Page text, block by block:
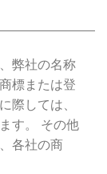
弊社の名称
標または登
際しては、
す。 その他
各社の商